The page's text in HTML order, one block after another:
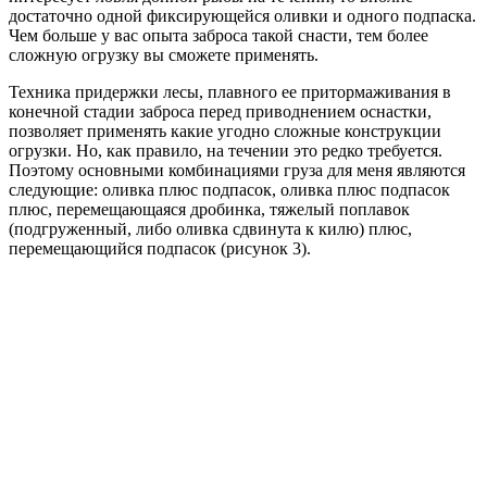
достаточно одной фиксирующейся оливки и одного подпаска.
Чем больше у вас опыта заброса такой снасти, тем более
сложную огрузку вы сможете применять.
Техника придержки лесы, плавного ее притормаживания в
конечной стадии заброса перед приводнением оснастки,
позволяет применять какие угодно сложные конструкции
огрузки. Но, как правило, на течении это редко требуется.
Поэтому основными комбинациями груза для меня являются
следующие: оливка плюс подпасок, оливка плюс подпасок
плюс, перемещающаяся дробинка, тяжелый поплавок
(подгруженный, либо оливка сдвинута к килю) плюс,
перемещающийся подпасок (рисунок 3).